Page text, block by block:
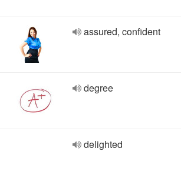
assured, confident
degree
delighted